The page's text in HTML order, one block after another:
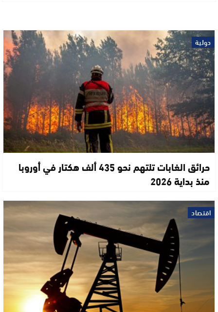
دولية
حرائق الغابات تلتهم نحو 435 ألف هكتار في أوروبا
منذ بداية 2026
اقتصاد